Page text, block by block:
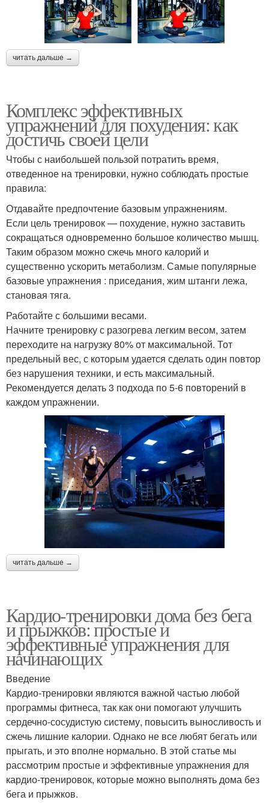
читать дальше →
Комплекс эффективных
упражнений для похудения: как
достичь своей цели
Чтобы с наибольшей пользой потратить время,
отведенное на тренировки, нужно соблюдать простые
правила:
Отдавайте предпочтение базовым упражнениям.
Если цель тренировок — похудение, нужно заставить
сокращаться одновременно большое количество мышц.
Таким образом можно сжечь много калорий и
существенно ускорить метаболизм. Самые популярные
базовые упражнения : приседания, жим штанги лежа,
становая тяга.
Работайте с большими весами.
Начните тренировку с разогрева легким весом, затем
переходите на нагрузку 80% от максимальной. Тот
предельный вес, с которым удается сделать один повтор
без нарушения техники, и есть максимальный.
Рекомендуется делать 3 подхода по 5-6 повторений в
каждом упражнении.
читать дальше →
Кардио-тренировки дома без бега
и прыжков: простые и
эффективные упражнения для
начинающих
Введение
Кардио-тренировки являются важной частью любой
программы фитнеса, так как они помогают улучшить
сердечно-сосудистую систему, повысить выносливость и
сжечь лишние калории. Однако не все любят бегать или
прыгать, и это вполне нормально. В этой статье мы
рассмотрим простые и эффективные упражнения для
кардио-тренировок, которые можно выполнять дома без
бега и прыжков.